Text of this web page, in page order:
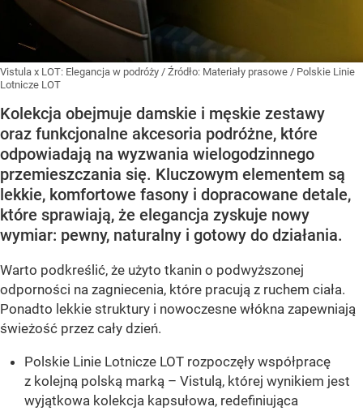
Vistula x LOT: Elegancja w podróży / Źródło: Materiały prasowe / Polskie Linie
Lotnicze LOT
Kolekcja obejmuje damskie i męskie zestawy
oraz funkcjonalne akcesoria podróżne, które
odpowiadają na wyzwania wielogodzinnego
przemieszczania się. Kluczowym elementem są
lekkie, komfortowe fasony i dopracowane detale,
które sprawiają, że elegancja zyskuje nowy
wymiar: pewny, naturalny i gotowy do działania.
Warto podkreślić, że użyto tkanin o podwyższonej
odporności na zagniecenia, które pracują z ruchem ciała.
Ponadto lekkie struktury i nowoczesne włókna zapewniają
świeżość przez cały dzień.
Polskie Linie Lotnicze LOT rozpoczęły współpracę
z kolejną polską marką – Vistulą, której wynikiem jest
wyjątkowa kolekcja kapsułowa, redefiniująca